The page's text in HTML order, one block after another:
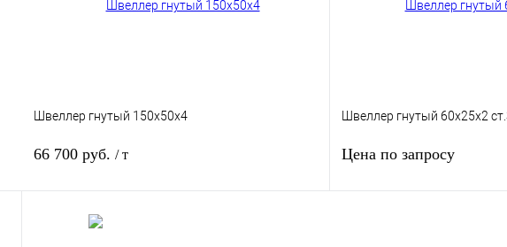
Швеллер гнутый 150х50х4
66 700 руб. / т
Швеллер гнутый 60х25х2
Цена по запросу